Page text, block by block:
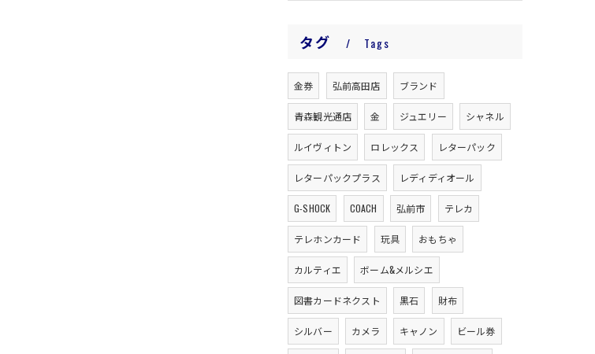
タグ Tags
金券 弘前高田店 ブランド
青森観光通店 金 ジュエリー シャネル
ルイヴィトン ロレックス レターパック
レターパックプラス レディディオール
G-SHOCK COACH 弘前市 テレカ
テレホンカード 玩具 おもちゃ
カルティエ ボーム&メルシエ
図書カードネクスト 黒石 財布
シルバー カメラ キャノン ビール券